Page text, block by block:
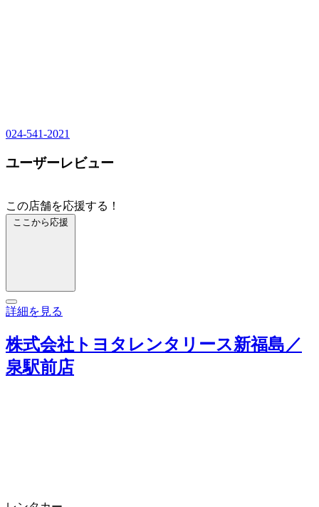
024-541-2021
ユーザーレビュー
この店舗を応援する！
ここから応援
詳細を見る
株式会社トヨタレンタリース新福島／
泉駅前店